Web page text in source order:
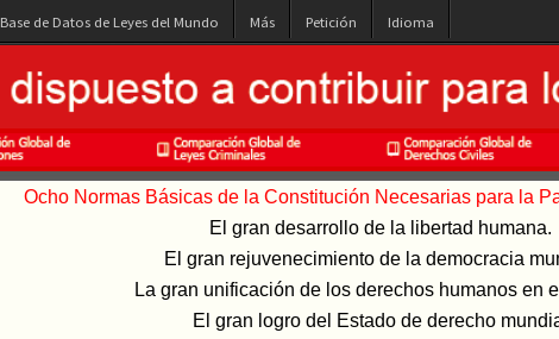
Base de Datos de Leyes del Mundo Más Petición Idioma
Ocho Normas Básicas de la Constitución Necesarias para la
El gran desarrollo de la libertad humana.
El gran rejuvenecimiento de la democracia
La gran unificación de los derechos humanos en
El gran logro del Estado de derecho